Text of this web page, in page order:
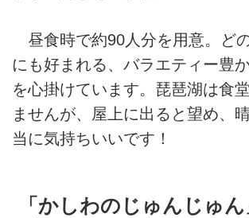
昼食時で約90人分を用意。ど
にも好まれる、バラエティー豊
を心掛けています。琵琶湖は食
ませんが、屋上に出ると望め、
当に気持ちいいです！
「かしわのじゅんじゅ